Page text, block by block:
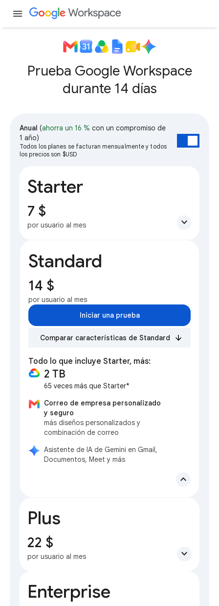
menu
Prueba Google Workspace
durante 14 días
Anual (ahorra un 16 % con un compromiso de
1 año)
Todos los planes se facturan mensualmente y todos
los precios son $USD
Starter
7 $
por usuario al mes expand_more
Standard
14 $
por usuario al mes
Iniciar una prueba
Comparar características de Standard
Todo lo que incluye Starter, más:
2 TB
65 veces más que Starter*
Correo de empresa personalizado
y seguro
más diseños personalizados y
combinación de correo
Asistente de IA de Gemini en Gmail,
Documentos, Meet y más
expand_less
Plus
22 $
por usuario al mes expand_more
Enterprise